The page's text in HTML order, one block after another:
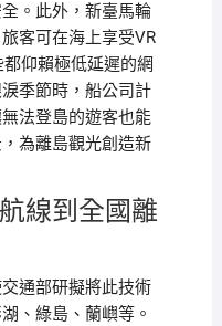
。此外，新臺馬輪
客可在海上享受VR
仰賴極低延遲的網
季節時，船公司計
法登島的遊客也能
為離島觀光創造新
線到全國離
通部研擬將此技術
、綠島、蘭嶼等。